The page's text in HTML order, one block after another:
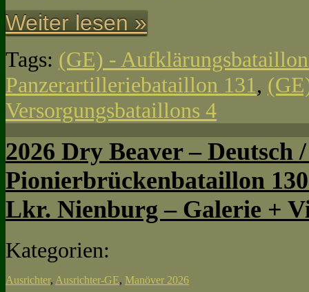
Weiter lesen »
Tags: (GE) -
Panzerartilleriebataillon 131,
Versorgungsbataillons 4
2026 Dry Beaver – Deutsch
Pionierbrückenbataillon
Lkr. Nienburg – Galerie +
Kategorien:
Ausrichter, Ausrichter-GE, Manöver 2026